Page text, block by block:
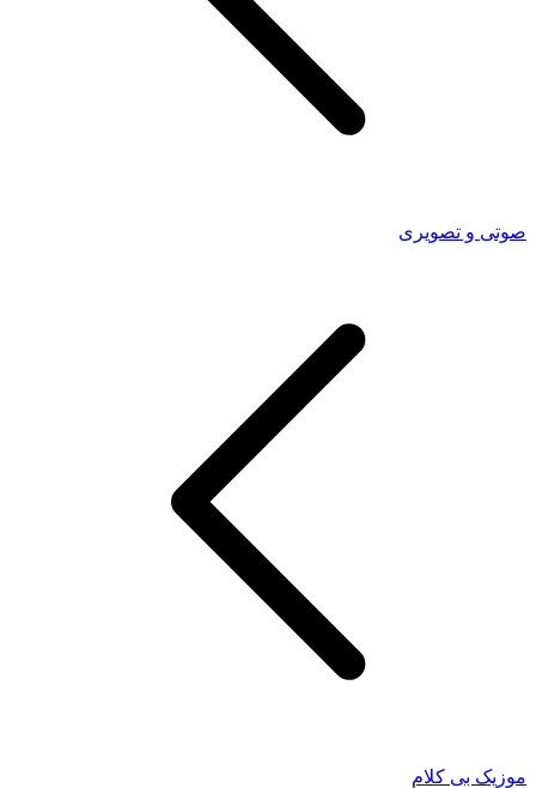
صوتی و تصویری
موزیک بی کلام